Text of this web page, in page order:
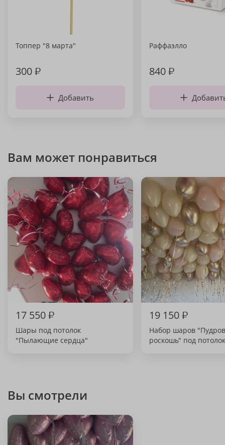
Топпер "8 марта"
300₽
Добавить
Раффаэлло
840₽
Вам может понравиться
17 550₽
Шары под потолок
"Пылающие сердца"
19 150₽
Набор шаров
роскошь" под потолок
Вы смотрели